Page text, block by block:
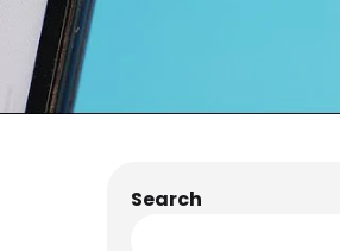
Search